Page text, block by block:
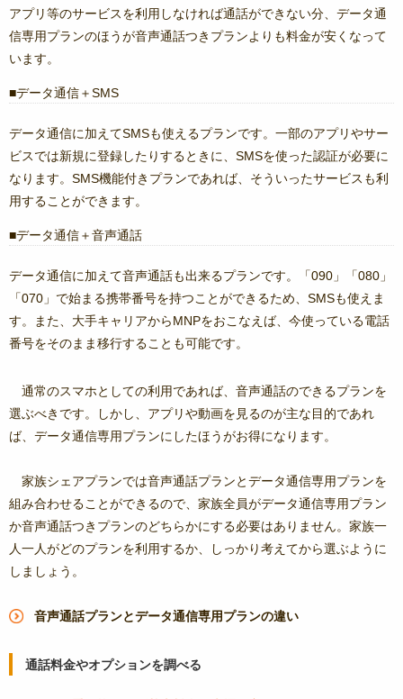
アプリ等のサービスを利用しなければ通話ができない分、データ通
信専用プランのほうが音声通話つきプランよりも料金が安くなって
います。
データ通信＋SMS
データ通信に加えてSMSも使えるプランです。一部のアプリやサー
ビスでは新規に登録したりするときに、SMSを使った認証が必要に
なります。SMS機能付きプランであれば、そういったサービスも利
用することができます。
データ通信＋音声通話
データ通信に加えて音声通話も出来るプランです。「090」「080」
「070」で始まる携帯番号を持つことができるため、SMSも使えま
す。また、大手キャリアからMNPをおこなえば、今使っている電話
番号をそのまま移行することも可能です。
通常のスマホとしての利用であれば、音声通話のできるプランを
選ぶべきです。しかし、アプリや動画を見るのが主な目的であれ
ば、データ通信専用プランにしたほうがお得になります。
家族シェアプランでは音声通話プランとデータ通信専用プランを
組み合わせることができるので、家族全員がデータ通信専用プラン
か音声通話つきプランのどちらかにする必要はありません。家族一
人一人がどのプランを利用するか、しっかり考えてから選ぶように
しましょう。
音声通話プランとデータ通信専用プランの違い
通話料金やオプションを調べる